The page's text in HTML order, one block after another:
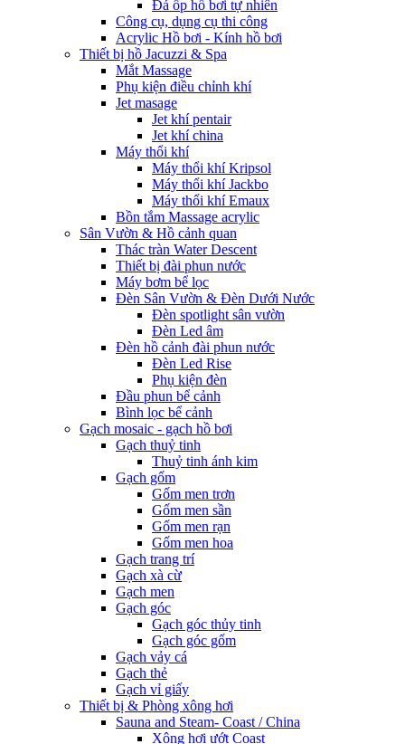
Đá ốp hồ bơi tự nhiên
Công cụ, dụng cụ thi công
Acrylic Hồ bơi - Kính hồ bơi
Thiết bị hồ Jacuzzi & Spa
Mắt Massage
Phụ kiện điều chỉnh khí
Jet masage
Jet khí pentair
Jet khí china
Máy thổi khí
Máy thổi khí Kripsol
Máy thổi khí Jackbo
Máy thổi khí Emaux
Bồn tắm Massage acrylic
Sân Vườn & Hồ cảnh quan
Thác tràn Water Descent
Thiết bị đài phun nước
Máy bơm bể lọc
Đèn Sân Vườn & Đèn Dưới Nước
Đèn spotlight sân vườn
Đèn Led âm
Đèn hồ cảnh đài phun nước
Đèn Led Rise
Phụ kiện đèn
Đầu phun bể cảnh
Bình lọc bể cảnh
Gạch mosaic - gạch hồ bơi
Gạch thuỷ tinh
Thuỷ tinh ánh kim
Gạch gốm
Gốm men trơn
Gốm men sần
Gốm men rạn
Gốm men hoa
Gạch trang trí
Gạch xà cừ
Gạch men
Gạch góc
Gạch góc thủy tinh
Gạch góc gốm
Gạch vảy cá
Gạch thẻ
Gạch vỉ giấy
Thiết bị & Phòng xông hơi
Sauna and Steam- Coast / China
Xông hơi ướt Coast